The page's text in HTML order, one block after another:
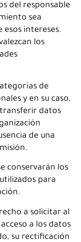
del responsable
sea
esos intereses.
los
de
y en su caso,
datos
de una
conservarán los
para
a solicitar al
a los datos
su rectificación